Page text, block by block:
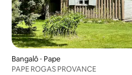
Bangalô ⋅ Pape
PAPE ROGAS PROVANCE